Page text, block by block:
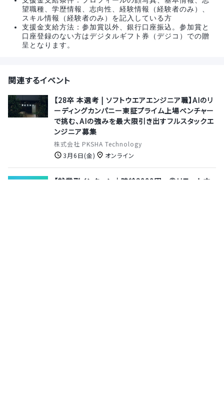
望職種、学歴情報、志向性、経験情報（経験者のみ）、
スキル情報（経験者のみ）を記入している方
支援金支給方法：参加賞以外、銀行口座振込。参加賞と
口座登録のない方はデジタルギフト券（デジコ）での贈
呈となります。
関連するイベント
【28卒 本選考 | ソフトウエアエンジニア職】AIのリ
ーディングカンパニー東証プライム上場ベンチャー
で挑む、AIの強みを最大限引き出すフルスタックエ
ンジニア募集
株式会社 PKSHA Technology
3月6日(金)
オンライン
【就業型インターン｜時給2000円～◎リモート中